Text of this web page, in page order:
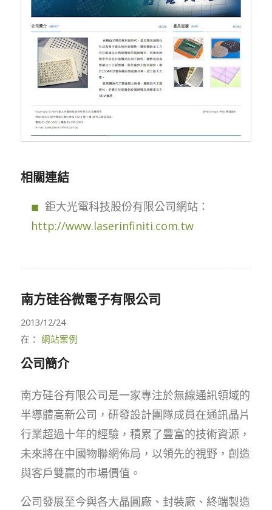
相關連結
鉅大光電科技股份有限公司網站：
http://www.laserinfiniti.com.tw
南方硅谷微電子有限公司
2013/12/24
在： 網站案例
公司簡介
南方硅谷有限公司是一家專注於無線通訊領域的
半導體高新公司，研發設計團隊成員在通訊晶片
行業超過十年的經驗，積累了豐富的技術資源，
未來將在中國物聯網佈局，以領先的視野，創造
與客戶雙贏的市場價值。
公司發展至今與各大晶圓廠、封裝廠、終端製造